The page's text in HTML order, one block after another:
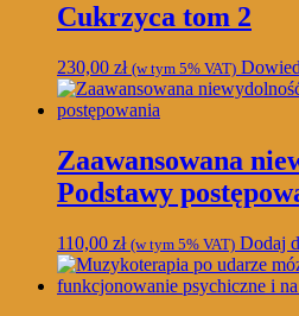
Cukrzyca tom 2
230,00 zł (w tym 5% VAT)
Zaawansowana
Podstawy
110,00 zł (w tym 5% VAT) Dodaj